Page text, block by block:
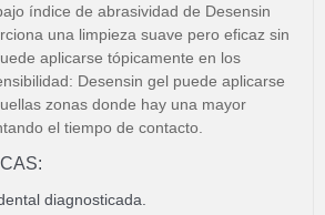
índice de abrasividad de Desensin
una limpieza suave pero eficaz sin
aplicarse tópicamente en los
Desensin gel puede aplicarse
zonas donde hay una mayor
el tiempo de contacto.
diagnosticada.